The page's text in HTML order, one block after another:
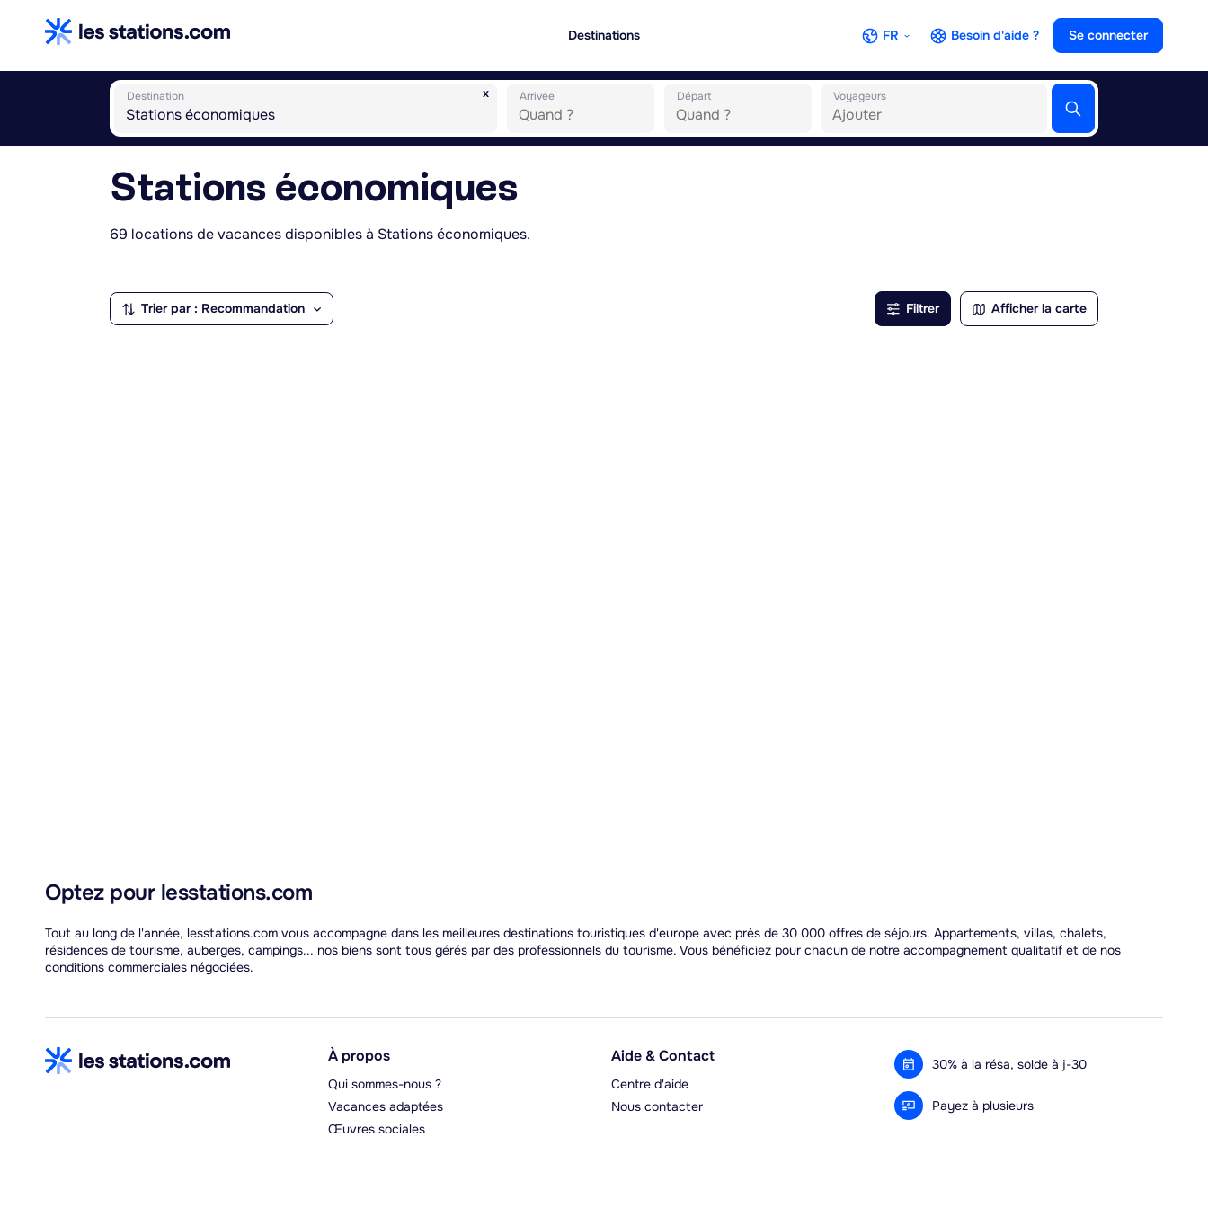
Destinations FR Besoin d'aide ? Se connecter
x
Destination Arrivée Départ Voyageurs
Stations économiques
69 locations de vacances disponibles à Stations économiques.
Trier par : Recommandation Filtrer Afficher la carte
Optez pour lesstations.com
Tout au long de l'année, lesstations.com vous accompagne dans les meilleures destinations touristiques d'europe avec près de 30 000 offres de séjours. Appartements, villas, chalets,
résidences de tourisme, auberges, campings... nos biens sont tous gérés par des professionnels du tourisme. Vous bénéficiez pour chacun de notre accompagnement qualitatif et de nos
conditions commerciales négociées.
À propos
Qui sommes-nous ?
Vacances adaptées
Œuvres sociales
Aide & Contact
Centre d'aide
Nous contacter
30% à la résa, solde à j-30
Payez à plusieurs